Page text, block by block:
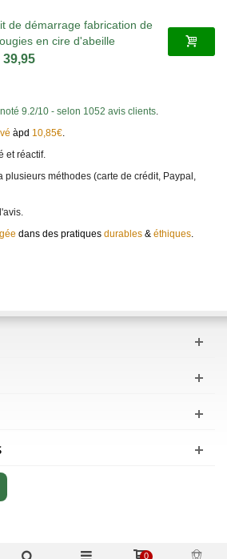
de démarrage fabrication de
en cire d'abeille
39,95
9.2/10 - selon 1052 avis clients.
àpd 10,85€.
et réactif.
plusieurs méthodes (carte de crédit, Paypal,
dans des pratiques durables & éthiques.
0